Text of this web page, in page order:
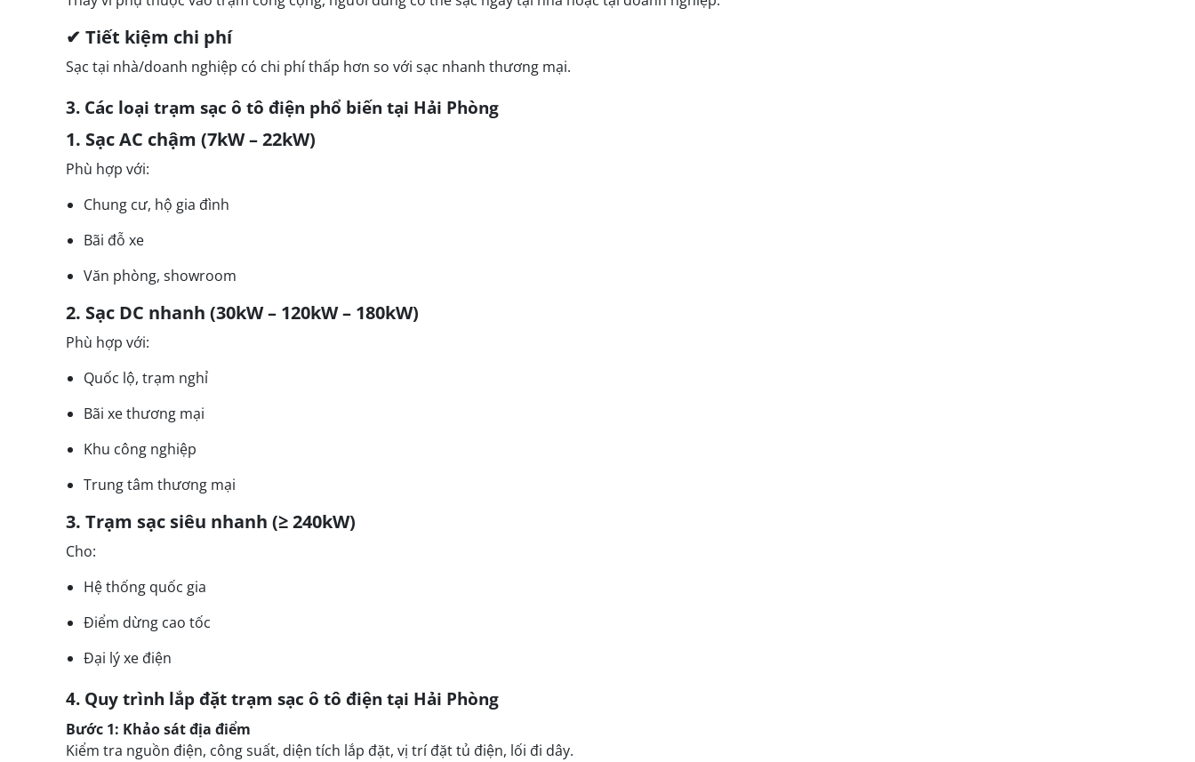
✔ Tiết kiệm chi phí
Sạc tại nhà/doanh nghiệp có chi phí thấp hơn so với sạc nhanh thương mại.
3. Các loại trạm sạc ô tô điện phổ biến tại Hải Phòng
1. Sạc AC chậm (7kW – 22kW)
Phù hợp với:
Chung cư, hộ gia đình
Bãi đỗ xe
Văn phòng, showroom
2. Sạc DC nhanh (30kW – 120kW – 180kW)
Phù hợp với:
Quốc lộ, trạm nghỉ
Bãi xe thương mại
Khu công nghiệp
Trung tâm thương mại
3. Trạm sạc siêu nhanh (≥ 240kW)
Cho:
Hệ thống quốc gia
Điểm dừng cao tốc
Đại lý xe điện
4. Quy trình lắp đặt trạm sạc ô tô điện tại Hải Phòng
Bước 1: Khảo sát địa điểm
Kiểm tra nguồn điện, công suất, diện tích lắp đặt, vị trí đặt tủ điện, lối đi dây.